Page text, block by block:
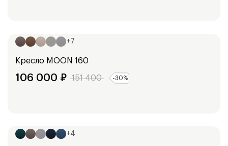
+ 7
Кресло MOON 160
106 000 ₽ 151 400 -30%
+4